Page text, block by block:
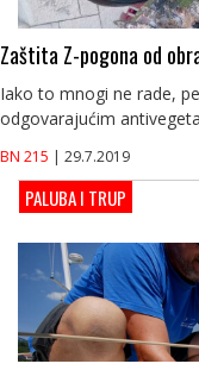
Zaštita Z-pogona od
Iako to mnogi ne rade,
odgovarajućim
BN 215 | 29.7.2019
PALUBA I TRUP